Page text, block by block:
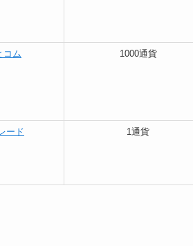
コム 1000通貨
ード 1通貨